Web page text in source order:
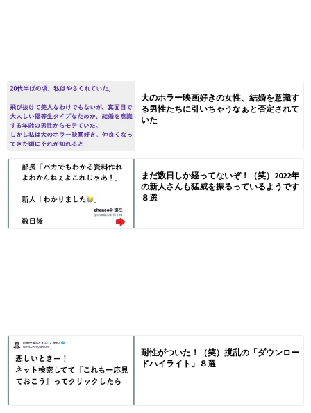
大のホラー映画好きの女性、結婚を意識す
る男性たちに引いちゃうなぁと否定されて
いた
まだ数日しか経ってないぞ！（笑）2022年
の新人さんも猛威を振るっているようです
８選
耐性がついた！（笑）撹乱の「ダウンロー
ドハイライト」８選